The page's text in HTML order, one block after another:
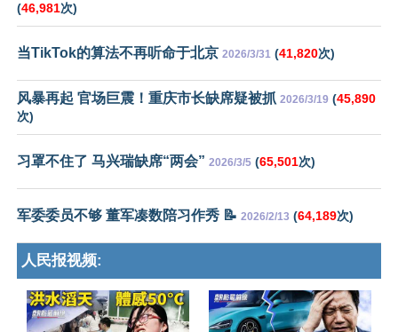
(46,981次)
当TikTok的算法不再听命于北京 2026/3/31 (41,820次)
风暴再起 官场巨震！重庆市长缺席疑被抓 2026/3/19 (45,890
次)
习罩不住了 马兴瑞缺席“两会” 2026/3/5 (65,501次)
军委委员不够 董军凑数陪习作秀 📝 2026/2/13 (64,189次)
人民报视频: